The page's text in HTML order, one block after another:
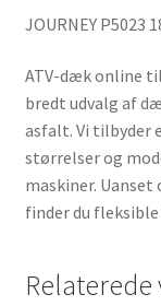
JOURNEY P5023
ATV-dæk online
bredt udvalg af
asfalt. Vi tilbyder
størrelser og
maskiner.
finder du
Relaterede